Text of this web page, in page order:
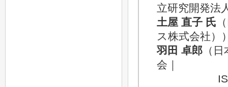
立研究開発法
土屋 直子 氏
ス株式会社）
羽田 卓郎 （
会｜